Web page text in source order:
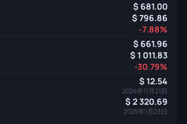
681.00
796.86
-7.88%
661.96
1 011.83
-30.79%
12.54
2024年11月21日
2 320.69
2025年1月23日